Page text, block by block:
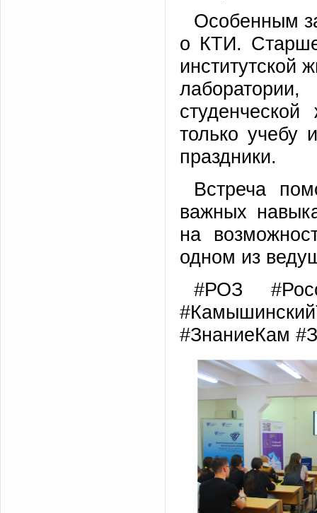
Особенным
о КТИ.
институтской
только учебу
праздники.
Встреча
важных
на
одном из
#РОЗ
#ЗнаниеКам